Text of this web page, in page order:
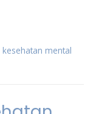
kesehatan mental